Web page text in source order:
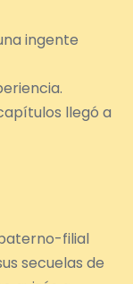
ingente
llegó a
filial
secuelas de